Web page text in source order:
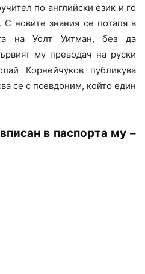
по английски език и го
новите знания се потапя в
на Уолт Уитман, без да
му преводач на руски
Корнейчуков публикува
се с псевдоним, който един
в паспорта му –